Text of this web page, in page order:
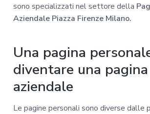
sono specializzati nel settore della
Aziendale Piazza Firenze Milano.
Una pagina
diventare una pagina
aziendale
Le pagine personali sono diverse dalle